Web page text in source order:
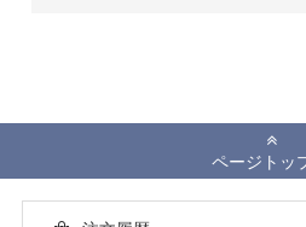
ページトッ